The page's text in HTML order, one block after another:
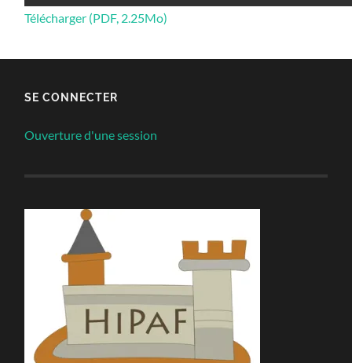
Télécharger (PDF, 2.25Mo)
SE CONNECTER
Ouverture d'une session